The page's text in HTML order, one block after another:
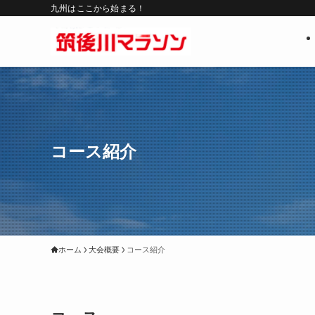
九州はここから始まる！
コース紹介
ホーム 大会概要 コース紹介